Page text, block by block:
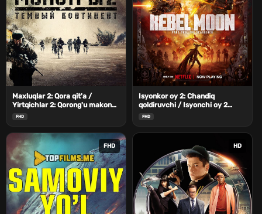
Maxluqlar 2: Qora qit'a /
Yirtqichlar 2: Qorong'u makon
Uzbek Tilida
FHD
Isyonkor oy 2: Chandiq
qoldiruvchi / Isyonchi oy 2
Uzbek Tilida
FHD
FHD HD